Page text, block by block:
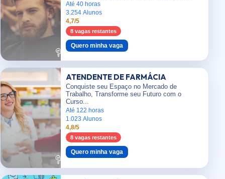
Até 40 horas
3.254 Alunos
4,7/5
8 vagas restantes
Quero minha vaga
ATENDENTE DE FARMÁCIA
Conquiste seu Espaço no Mercado de
Trabalho, Transforme seu Futuro com o
Curso...
Até 122 horas
1.023 Alunos
4,8/5
8 vagas restantes
Quero minha vaga